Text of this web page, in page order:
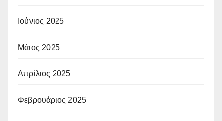
Ιούνιος 2025
Μάιος 2025
Απρίλιος 2025
Φεβρουάριος 2025